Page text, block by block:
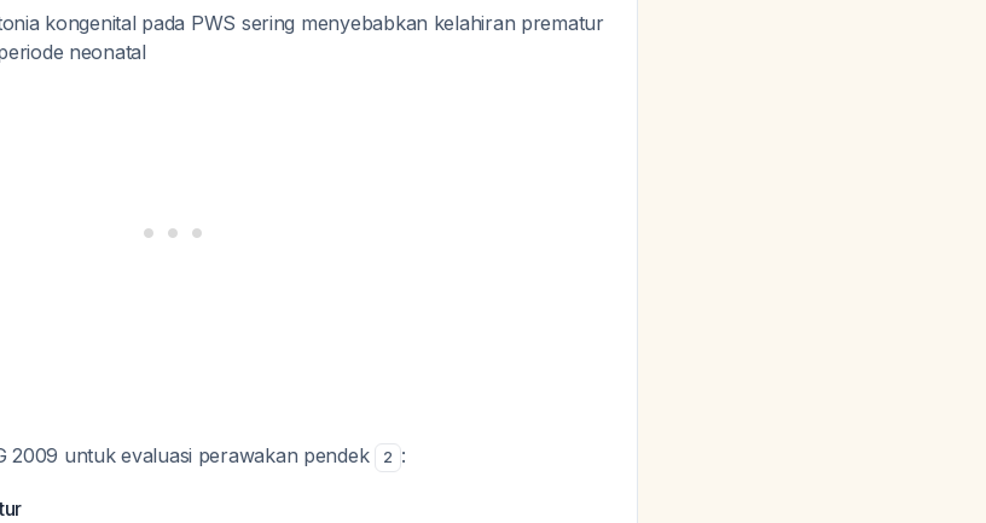
kongenital pada PWS sering menyebabkan kelahiran prematur
neonatal
2009 untuk evaluasi perawakan pendek 2 :